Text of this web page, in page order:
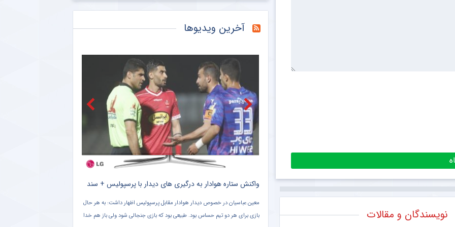
نویسندگان و مقالات
آخرین رتبه استقلال و پرسپولیس در جهان
ببینید | کنایه حجت‌الاسلام برمایی به ماجرای راه ندادن بانوان به ورزشگاه امام رضا مشهد
طرفداری حضور دژاگه در تمرینات نساجی؛ زوج اشکان – مسعود شجاعی این بار در مازندران؟
طرفداری تازه‌ ترین رده‌ بندی تیم‌ های باشگاهی | سقوط پرسپولیس و صعود استقلال
آخرین ویدیوها
ادعای جنجالی ستاره استقلالی درباره بازی پرسپولیس هوادار + سند درخواست معنادار اسکوچیچ از مسئولان فدراسیون فوتبال + سند
فروردین ۱۴۰۱ شبکه سه سیما گفت: از فدراسیون توقع دارم با تیم‌ های قوی بازی
واکنش ستاره هوادار به درگیری های دیدار با پرسپولیس + سند
معین عباسیان در خصوص دیدار هوادار مقابل پرسپولیس اظهار داشت: به هر حال
بازی برای هر دو تیم حساس بود. طبیعی بود که بازی جنجالی شود ولی باز هم خدا